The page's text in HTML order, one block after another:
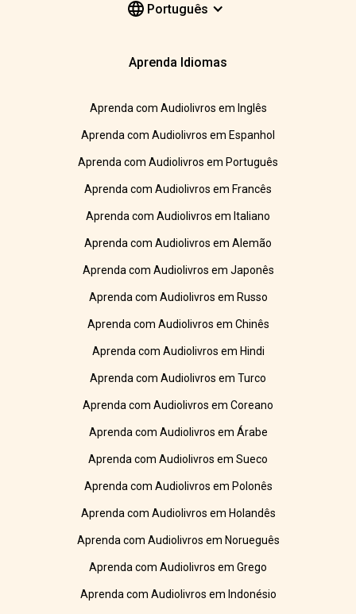
Português
Aprenda Idiomas
Aprenda com Audiolivros em Inglês
Aprenda com Audiolivros em Espanhol
Aprenda com Audiolivros em Português
Aprenda com Audiolivros em Francês
Aprenda com Audiolivros em Italiano
Aprenda com Audiolivros em Alemão
Aprenda com Audiolivros em Japonês
Aprenda com Audiolivros em Russo
Aprenda com Audiolivros em Chinês
Aprenda com Audiolivros em Hindi
Aprenda com Audiolivros em Turco
Aprenda com Audiolivros em Coreano
Aprenda com Audiolivros em Árabe
Aprenda com Audiolivros em Sueco
Aprenda com Audiolivros em Polonês
Aprenda com Audiolivros em Holandês
Aprenda com Audiolivros em Norueguês
Aprenda com Audiolivros em Grego
Aprenda com Audiolivros em Indonésio